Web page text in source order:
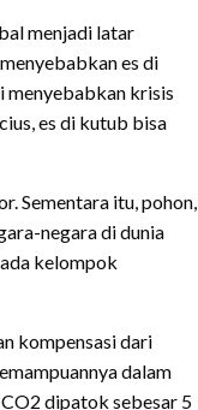
menjadi latar
es di
menyebabkan krisis
es di kutub bisa
Sementara itu, pohon,
negara di dunia
kelompok
kompensasi dari
dalam
dipatok sebesar 5